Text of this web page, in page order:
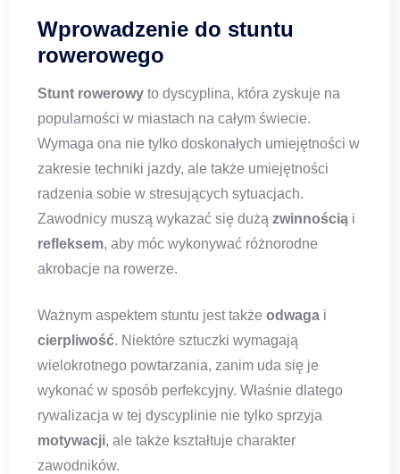
Wprowadzenie do stuntu
rowerowego
Stunt rowerowy to dyscyplina, która zyskuje na
popularności w miastach na całym świecie.
Wymaga ona nie tylko doskonałych umiejętności w
zakresie techniki jazdy, ale także umiejętności
radzenia sobie w stresujących sytuacjach.
Zawodnicy muszą wykazać się dużą zwinnością i
refleksem, aby móc wykonywać różnorodne
akrobacje na rowerze.
Ważnym aspektem stuntu jest także odwaga i
cierpliwość. Niektóre sztuczki wymagają
wielokrotnego powtarzania, zanim uda się je
wykonać w sposób perfekcyjny. Właśnie dlatego
rywalizacja w tej dyscyplinie nie tylko sprzyja
motywacji, ale także kształtuje charakter
zawodników.